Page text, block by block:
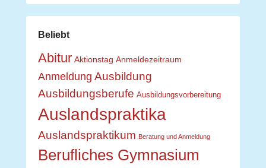
Beliebt
Abitur Aktionstag Anmeldezeitraum
Anmeldung Ausbildung
Ausbildungsberufe Ausbildungsvorbereitung
Auslandspraktika
Auslandspraktikum Beratung und Anmeldung
Berufliches Gymnasium